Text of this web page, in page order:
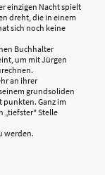
einzigen Nacht spielt
dreht, die in einem
sich noch keine
Buchhalter
um mit Jürgen
an ihrer
grundsoliden
Ganz im
„tiefster" Stelle
werden.